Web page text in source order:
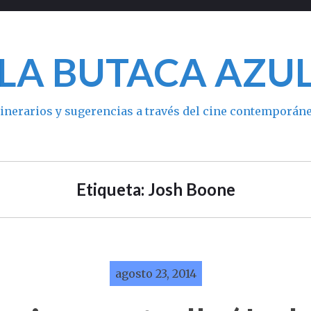
LA BUTACA
y sugerencias a través del cine
Etiqueta: Josh Boone
agosto 23, 2014